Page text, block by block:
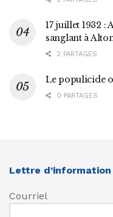
17 juillet 1932 :
sanglant à
2 PARTAGES
Le populicide
0 PARTAGES
Lettre d’information
Courriel